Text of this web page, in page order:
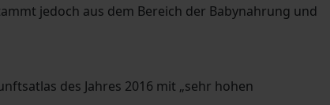
jedoch aus dem Bereich der Babynahrung und
des Jahres 2016 mit „sehr hohen